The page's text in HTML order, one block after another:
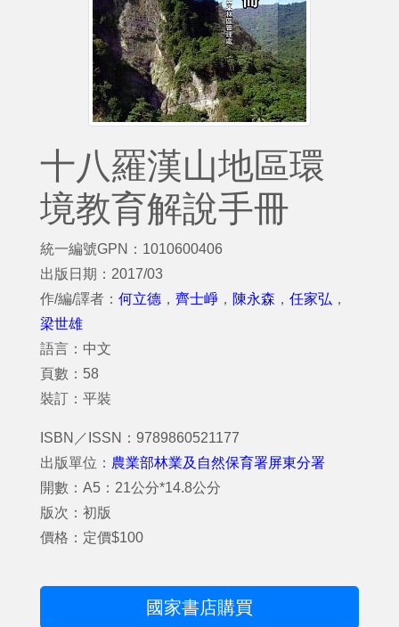
十八羅漢山地區環
境教育解說手冊
統一編號GPN：1010600406
出版日期：2017/03
作/編/譯者： 何立德 ， 齊士崢 ， 陳永森 ， 任家弘 ，
梁世雄
語言：中文
頁數：58
裝訂：平裝
ISBN／ISSN：9789860521177
出版單位： 農業部林業及自然保育署屏東分署
開數：A5：21公分*14.8公分
版次：初版
價格：定價$100
國家書店購買